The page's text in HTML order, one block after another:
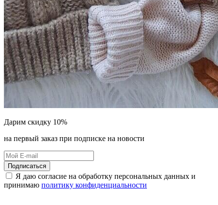
Дарим скидку 10%
на первый заказ при подписке на новости
Подписаться
Я даю согласие на обработку персональных данных и
принимаю политику конфиденциальности